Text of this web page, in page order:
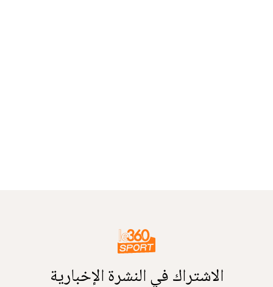
الاشتراك في النشرة الإخبارية